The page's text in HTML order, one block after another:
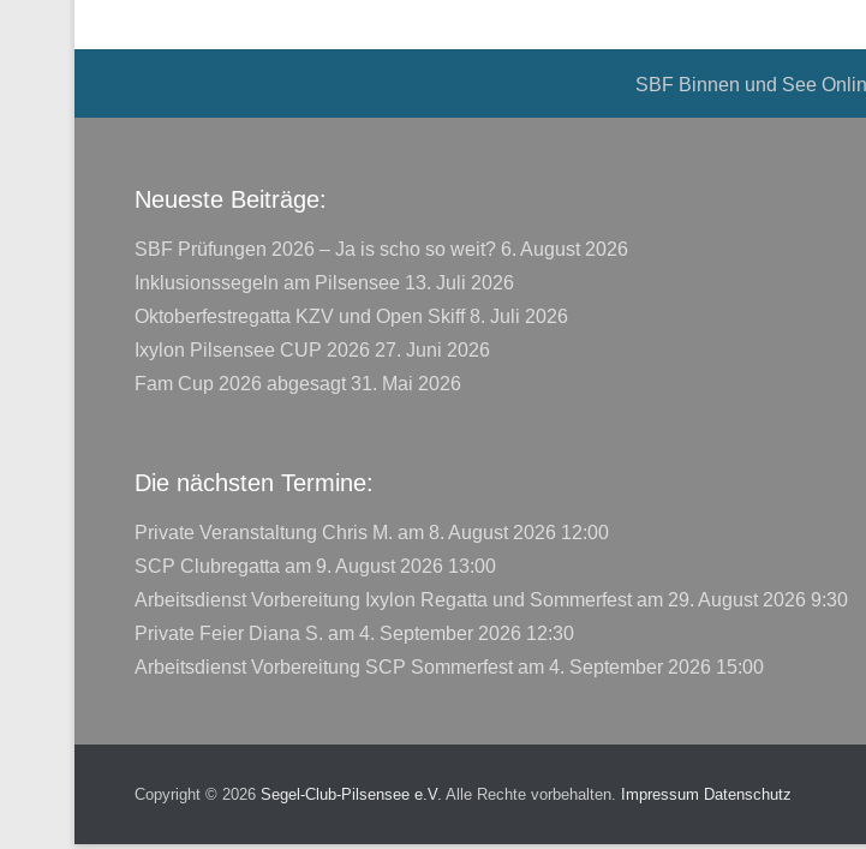
SBF Binnen und See
Neueste Beiträge:
SBF Prüfungen 2026 – Ja is scho so weit? 6. August 2026
Inklusionssegeln am Pilsensee 13. Juli 2026
Oktoberfestregatta KZV und Open Skiff 8. Juli 2026
Ixylon Pilsensee CUP 2026 27. Juni 2026
Fam Cup 2026 abgesagt 31. Mai 2026
Die nächsten Termine:
Private Veranstaltung Chris M. am 8. August 2026 12:00
SCP Clubregatta am 9. August 2026 13:00
Arbeitsdienst Vorbereitung Ixylon Regatta und Sommerfest am 29. August 2026 9:30
Private Feier Diana S. am 4. September 2026 12:30
Arbeitsdienst Vorbereitung SCP Sommerfest am 4. September 2026 15:00
Copyright © 2026 Segel-Club-Pilsensee e.V. Alle Rechte vorbehalten. Impressum Datenschutz